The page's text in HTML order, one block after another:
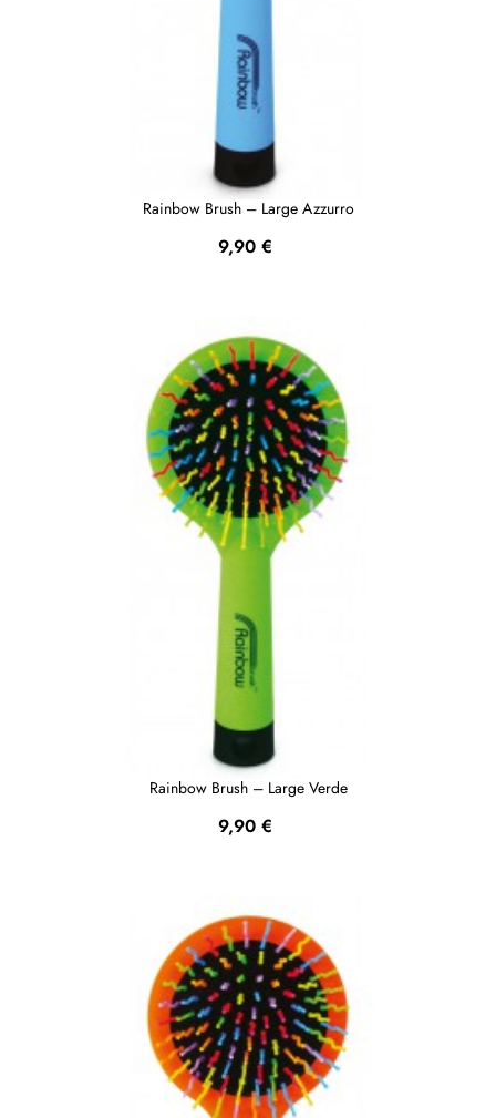
Rainbow Brush – Large Azzurro
Prezzo
9,90 €
Rainbow Brush – Large Verde
Prezzo
9,90 €